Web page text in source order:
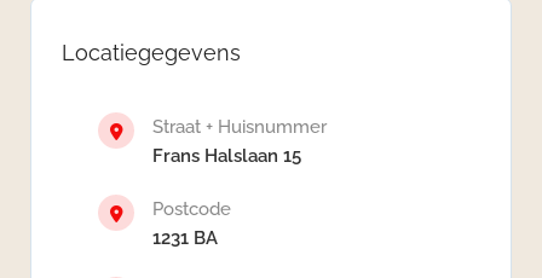
Locatiegegevens
Straat + Huisnummer
Frans Halslaan 15
Postcode
1231 BA